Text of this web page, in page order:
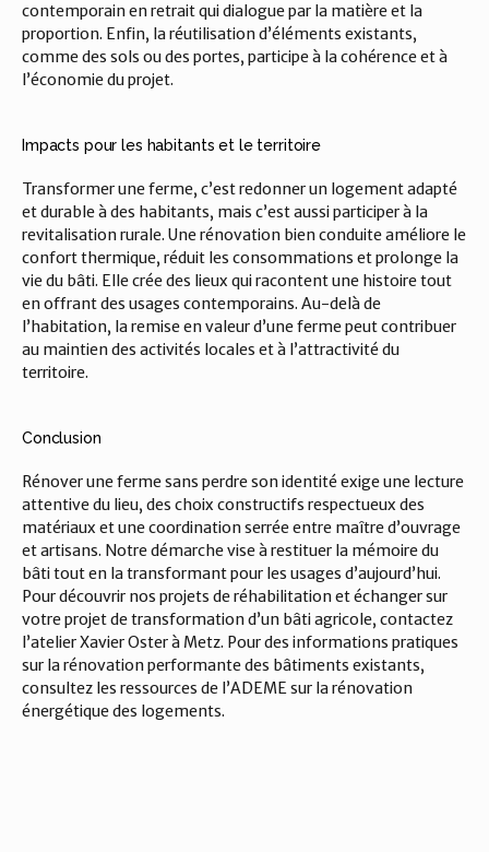
contemporain en retrait qui dialogue par la matière et la
proportion. Enfin, la réutilisation d’éléments existants,
comme des sols ou des portes, participe à la cohérence et à
l’économie du projet.
Impacts pour les habitants et le territoire
Transformer une ferme, c’est redonner un logement adapté
et durable à des habitants, mais c’est aussi participer à la
revitalisation rurale. Une rénovation bien conduite améliore le
confort thermique, réduit les consommations et prolonge la
vie du bâti. Elle crée des lieux qui racontent une histoire tout
en offrant des usages contemporains. Au-delà de
l’habitation, la remise en valeur d’une ferme peut contribuer
au maintien des activités locales et à l’attractivité du
territoire.
Conclusion
Rénover une ferme sans perdre son identité exige une lecture
attentive du lieu, des choix constructifs respectueux des
matériaux et une coordination serrée entre maître d’ouvrage
et artisans. Notre démarche vise à restituer la mémoire du
bâti tout en la transformant pour les usages d’aujourd’hui.
Pour découvrir nos projets de réhabilitation et échanger sur
votre projet de transformation d’un bâti agricole, contactez
l’atelier Xavier Oster à Metz. Pour des informations pratiques
sur la rénovation performante des bâtiments existants,
consultez les ressources de l’ADEME sur la rénovation
énergétique des logements.